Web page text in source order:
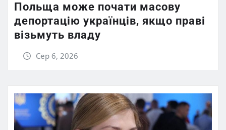
Польща може почати масову
депортацію українців, якщо праві
візьмуть владу
Сер 6, 2026